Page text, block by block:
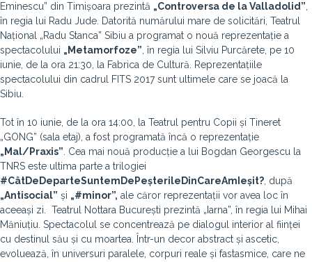
Eminescu” din Timișoara prezintă „Controversa de la Valladolid”
în regia lui Radu Jude. Datorită numărului mare de solicitări, Teatrul
Național „Radu Stanca” Sibiu a programat o nouă reprezentație a
spectacolului „Metamorfoze” , în regia lui Silviu Purcărete, pe 10
iunie, de la ora 21:30, la Fabrica de Cultură. Reprezentațiile
spectacolului din cadrul FITS 2017 sunt ultimele care se joacă la
Sibiu.
Tot în 10 iunie, de la ora 14:00, la Teatrul pentru Copii și Tineret
„GONG” (sala etaj), a fost programată încă o reprezentație
„Mal/Praxis” . Cea mai nouă producție a lui Bogdan Georgescu la
TNRS este ultima parte a trilogiei
#CâtDeDeparteSuntemDePeșterileDinCareAmIeșit? , după
„Antisocial” și „#minor”, ale căror reprezentații vor avea loc în
aceeași zi. Teatrul Nottara București prezintă „Iarna”, în regia lui Mihai
Măniuțiu. Spectacolul se concentrează pe dialogul interior al ființei
cu destinul său și cu moartea. Într-un decor abstract și ascetic,
evoluează, în universuri paralele, corpuri reale și fastasmice, care ne